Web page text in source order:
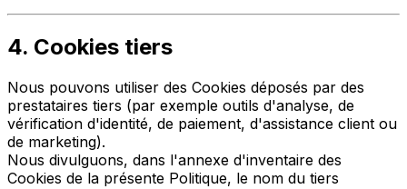
4. Cookies tiers
Nous pouvons utiliser des Cookies déposés par des
prestataires tiers (par exemple outils d'analyse, de
vérification d'identité, de paiement, d'assistance client ou
de marketing).
Nous divulguons, dans l'annexe d'inventaire des
Cookies de la présente Politique, le nom du tiers